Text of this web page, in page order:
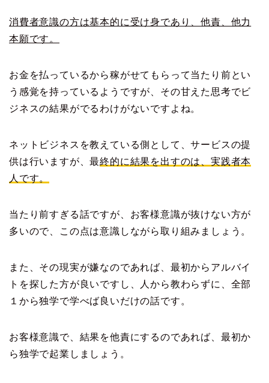
消費者意識の方は基本的に受け身であり、他責、他力
本願です。
お金を払っているから稼がせてもらって当たり前とい
う感覚を持っているようですが、その甘えた思考でビ
ジネスの結果がでるわけがないですよね。
ネットビジネスを教えている側として、サービスの提
供は行いますが、最終的に結果を出すのは、実践者本
人です。
当たり前すぎる話ですが、お客様意識が抜けない方が
多いので、この点は意識しながら取り組みましょう。
また、その現実が嫌なのであれば、最初からアルバイ
トを探した方が良いですし、人から教わらずに、全部
１から独学で学べば良いだけの話です。
お客様意識で、結果を他責にするのであれば、最初か
ら独学で起業しましょう。